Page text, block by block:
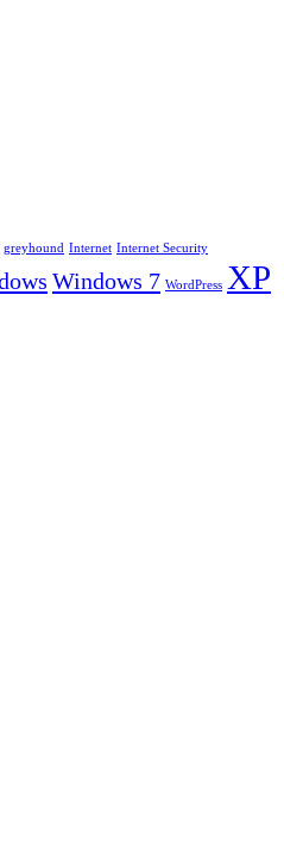
greyhound Internet Internet Security
Windows 7 WordPress XP